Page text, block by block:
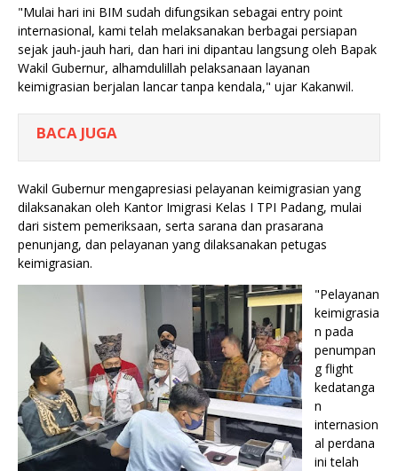
"Mulai hari ini BIM sudah difungsikan sebagai entry point
internasional, kami telah melaksanakan berbagai persiapan
sejak jauh-jauh hari, dan hari ini dipantau langsung oleh Bapak
Wakil Gubernur, alhamdulillah pelaksanaan layanan
keimigrasian berjalan lancar tanpa kendala," ujar Kakanwil.
BACA JUGA
Wakil Gubernur mengapresiasi pelayanan keimigrasian yang
dilaksanakan oleh Kantor Imigrasi Kelas I TPI Padang, mulai
dari sistem pemeriksaan, serta sarana dan prasarana
penunjang, dan pelayanan yang dilaksanakan petugas
keimigrasian.
"Pelayanan
keimigrasia
n pada
penumpan
g flight
kedatanga
n
internasion
al perdana
ini telah